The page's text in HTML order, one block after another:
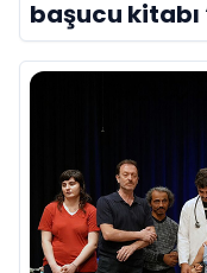
başucu
yerini aldı